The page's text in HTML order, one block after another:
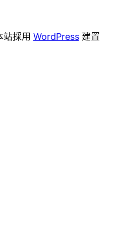
站採用 WordPress建置